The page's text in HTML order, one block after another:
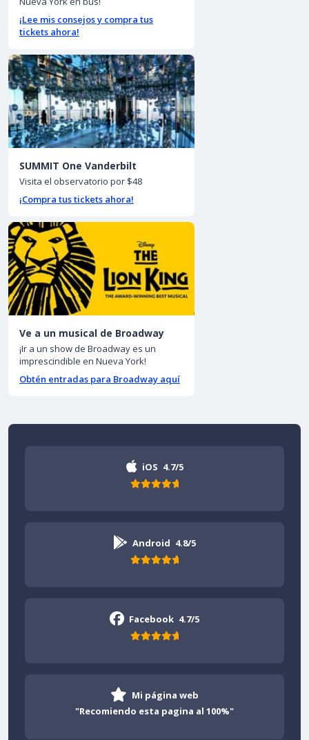
¡Lee mis consejos y compra tus
tickets ahora!
SUMMIT One Vanderbilt
Visita el observatorio por $48
¡Compra tus tickets ahora!
Ve a un musical de Broadway
¡Ir a un show de Broadway es un
imprescindible en Nueva York!
Obtén entradas para Broadway aquí
iOS 4.7/5
Android 4.8/5
Facebook 4.7/5
Mi página web
"Recomiendo esta pagina al 100%"